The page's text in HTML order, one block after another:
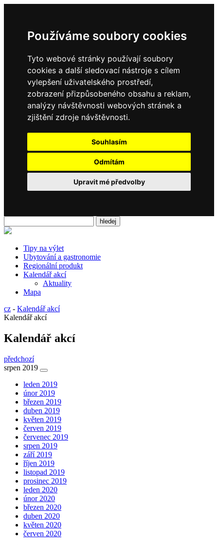
Používáme soubory cookies
Tyto webové stránky používají soubory
cookies a další sledovací nástroje s cílem
vylepšení uživatelského prostředí,
zobrazení přizpůsobeného obsahu a reklam,
analýzy návštěvnosti webových stránek a
zjištění zdroje návštěvnosti.
Souhlasím
Odmítám
Upravit mé předvolby
Tipy na výlet
Ubytování a gastronomie
Regionální produkt
Kalendář akcí
Aktuality
Mapa
cz - Kalendář akcí
Kalendář akcí
Kalendář akcí
předchozí
srpen 2019
leden 2019
únor 2019
březen 2019
duben 2019
květen 2019
červen 2019
červenec 2019
srpen 2019
září 2019
říjen 2019
listopad 2019
prosinec 2019
leden 2020
únor 2020
březen 2020
duben 2020
květen 2020
červen 2020